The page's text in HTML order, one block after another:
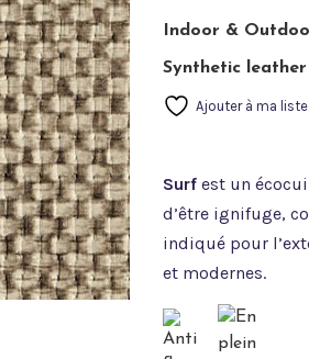
Indoor &
Synthetic leather
Ajouter à ma
Surf est un
d’être ignifuge,
indiqué pour
et modernes.